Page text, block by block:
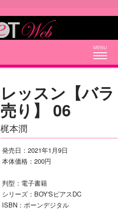
レッスン【バラ
売り】 06
梶本潤
発売日：2021年1月9日
本体価格：200円
判型：電子書籍
シリーズ：BOY'SピアスDC
ISBN：ボーンデジタル